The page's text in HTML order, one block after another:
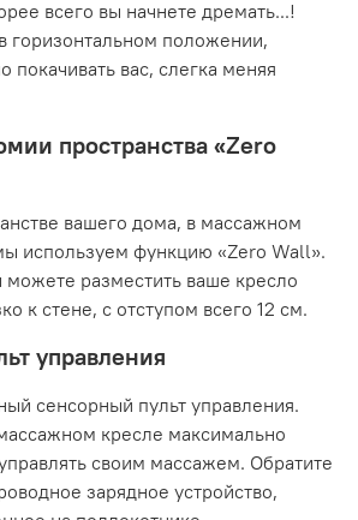
всего вы начнете дремать...!
горизонтальном положении,
покачивать вас, слегка меняя
пространства «Zero
вашего дома, в массажном
используем функцию «Zero Wall».
разместить ваше кресло
к стене, с отступом всего 12 см.
управления
сенсорный пульт управления.
кресле максимально
своим массажем. Обратите
зарядное устройство,